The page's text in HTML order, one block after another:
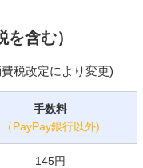
含む）
税改定により変更)
手数料
（PayPay銀行以外)
145円